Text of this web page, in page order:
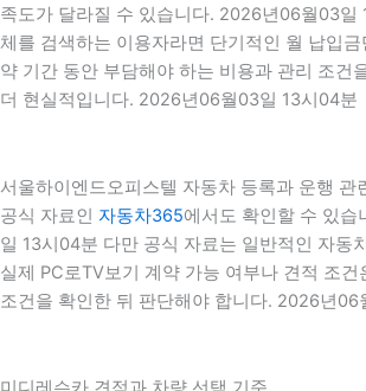
족도가 달라질 수 있습니다. 2026년06월03일
체를 검색하는 이용자라면 단기적인 월 납입
약 기간 동안 부담해야 하는 비용과 관리 조건
더 현실적입니다. 2026년06월03일 13시04분
서울하이엔드오피스텔 자동차 등록과 운행 관
공식 자료인 자동차365에서도 확인할 수 있
일 13시04분 다만 공식 자료는 일반적인 자동
실제 PC로TV보기 계약 가능 여부나 견적 조건
조건을 확인한 뒤 판단해야 합니다. 2026년06